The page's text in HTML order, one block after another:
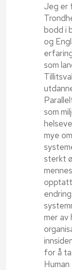
Jeg er
bodd i
og
som
som
mye
sterkt
opptatt
mer av
for å